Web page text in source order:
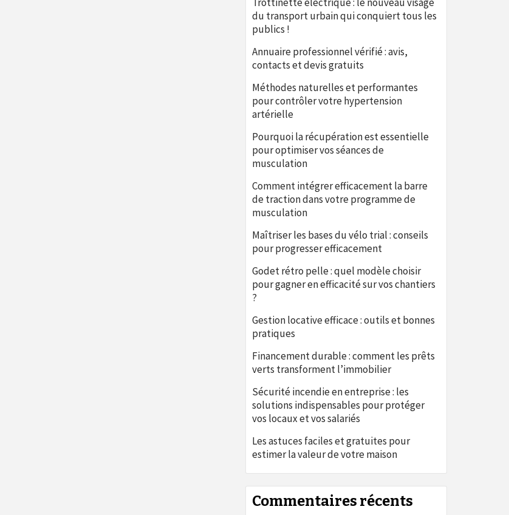
du transport urbain qui conquiert tous les
publics !
Annuaire professionnel vérifié : avis,
contacts et devis gratuits
Méthodes naturelles et performantes
pour contrôler votre hypertension
artérielle
Pourquoi la récupération est essentielle
pour optimiser vos séances de
musculation
Comment intégrer efficacement la barre
de traction dans votre programme de
musculation
Maîtriser les bases du vélo trial : conseils
pour progresser efficacement
Godet rétro pelle : quel modèle choisir
pour gagner en efficacité sur vos chantiers
?
Gestion locative efficace : outils et bonnes
pratiques
Financement durable : comment les prêts
verts transforment l’immobilier
Sécurité incendie en entreprise : les
solutions indispensables pour protéger
vos locaux et vos salariés
Les astuces faciles et gratuites pour
estimer la valeur de votre maison
Commentaires récents